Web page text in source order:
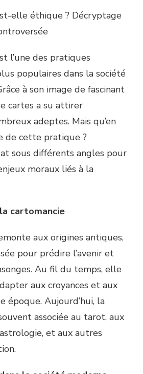
elle éthique ? Décryptage
l’une des pratiques
populaires dans la société
à son image de fascinant
cartes a su attirer
adeptes. Mais qu’en
de cette pratique ?
sous différents angles pour
moraux liés à la
cartomancie
aux origines antiques,
pour prédire l’avenir et
Au fil du temps, elle
aux croyances et aux
époque. Aujourd’hui, la
associée au tarot, aux
et aux autres